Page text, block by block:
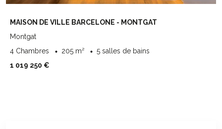
MAISON DE VILLE BARCELONE - MONTGAT
Montgat
4 Chambres
205 m²
5 salles de bains
1 019 250 €